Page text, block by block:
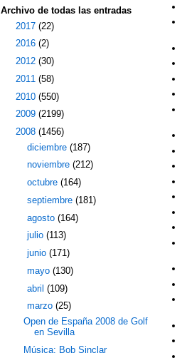
Archivo de todas las entradas
2017 (22)
2016 (2)
2012 (30)
2011 (58)
2010 (550)
2009 (2199)
2008 (1456)
diciembre (187)
noviembre (212)
octubre (164)
septiembre (181)
agosto (164)
julio (113)
junio (171)
mayo (130)
abril (109)
marzo (25)
Open de España 2008 de Golf
en Sevilla
Música: Bob Sinclar